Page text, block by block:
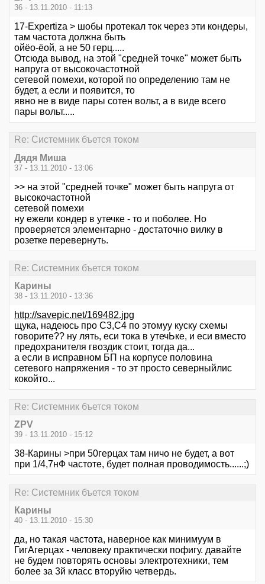
36 - 13.11.2010 - 11:13
17-Expertiza > шобы протекал ток через эти кондеры,
там частота должна быть
ойёо-ёой, а не 50 герц.....
Отсюда вывод, на этой "средней точке" может быть
напруга от высокочастотной
сетевой помехи, которой по определению там не
будет, а если и появится, то
явно не в виде пары сотен вольт, а в виде всего
пары вольт.....
Re: Системник бъется током
Дядя Миша
37 - 13.11.2010 - 13:06
>> на этой "средней точке" может быть напруга от
высокочастотной
сетевой помехи
ну ежели кондер в утечке - то и поболее. Но
проверяется элементарно - достаточно вилку в
розетке перевернуть.
Re: Системник бъется током
Карины
38 - 13.11.2010 - 13:36
http://savepic.net/169482.jpg
щука, надеюсь про С3,С4 по этомуу куску схемы
говорите?? ну лять, еси тока в утечЬке, и еси вместо
предохранителя гвоздик стоит, тогда да...
а если в исправном БП на корпусе половина
сетевого напряжения - то эт просто северныйлис
кокойто...
Re: Системник бъется током
ZPV
39 - 13.11.2010 - 15:12
38-Карины >при 50герцах там ничо не будет, а вот
при 1/4,7нФ частоте, будет полная проводимость......;)
Re: Системник бъется током
Карины
40 - 13.11.2010 - 15:30
да, но такая частота, наверное как минимуум в
ГигАгерцах - человеку практически пофигу. давайте
не будем повторять основы электротехники, тем
более за 3й класс вторуйю четвердь.